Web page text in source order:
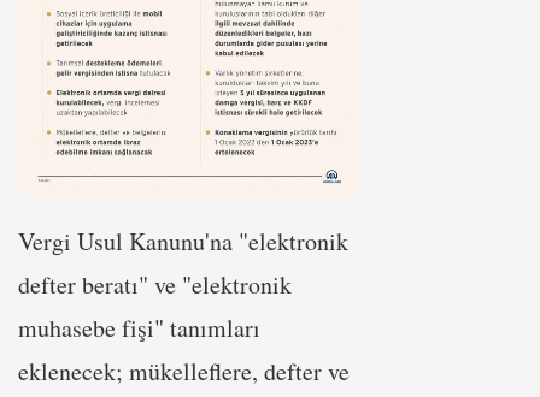
Vergi Usul Kanunu'na "elektronik
defter beratı" ve "elektronik
muhasebe fişi" tanımları
eklenecek; mükelleflere, defter ve